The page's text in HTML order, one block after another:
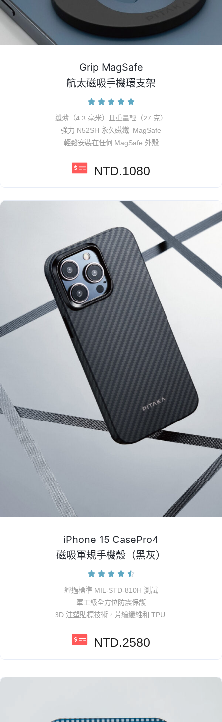
Grip MagSafe
航太磁吸手機環支架
    
纖薄（4.3 毫米）且重量輕（27 克）
強力 N52SH 永久磁鐵 MagSafe
輕鬆安裝在任何 MagSafe 外殼
NTD.1080
iPhone 15 CasePro4
磁吸軍規手機殼（黑灰）
    
經過標準 MIL-STD-810H 測試
軍工級全方位防震保護
3D 注塑貼標技術，芳綸纖維和 TPU
NTD.2580